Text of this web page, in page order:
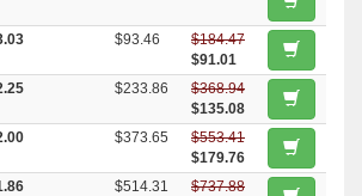
$93.46
$184.47
$91.01
$233.86
$368.94
$135.08
$373.65
$553.41
$179.76
$514.31
$737.88